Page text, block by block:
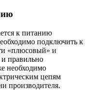
к питанию
подключить к
«плюсовый» и
правильно
необходимо
цепям
производителя.